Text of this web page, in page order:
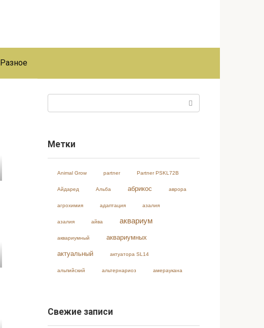
Разное
Метки
Animal Grow partner Partner PSKL72B
Айдаред Альба абрикос аврора
агрохимия адаптация азалия
азалия айва аквариум
аквариумный аквариумных
актуальный актуатора SL14
альпийский альтернариоз амераукана
Свежие записи